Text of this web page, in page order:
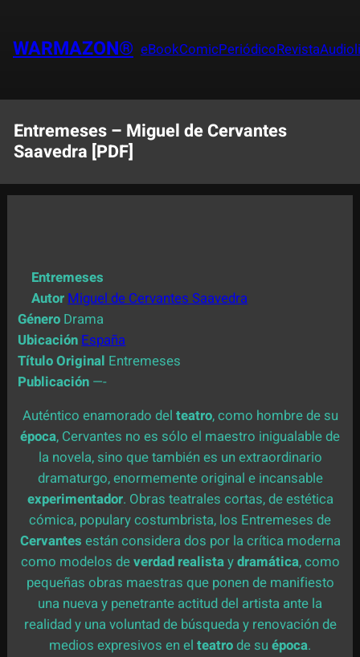
contenido
WARMAZON® eBookComicPeriódicoRevista
Entremeses – Miguel de Cervantes
Saavedra [PDF]
Entremeses
Autor Miguel de Cervantes Saavedra
Género Drama
Ubicación España
Título Original Entremeses
Publicación —-
Auténtico enamorado del teatro, como hombre de su
época, Cervantes no es sólo el maestro inigualable de
la novela, sino que también es un extraordinario
dramaturgo, enormemente original e incansable
experimentador. Obras teatrales cortas, de estética
cómica, populary costumbrista, los Entremeses de
Cervantes están considera dos por la crítica moderna
como modelos deverdad realistaydramática, como
pequeñas obras maestras que ponen de manifiesto
una nueva y penetrante actitud del artista ante la
realidad y una voluntad de búsqueda y renovación de
medios expresivos en el teatrode su época.